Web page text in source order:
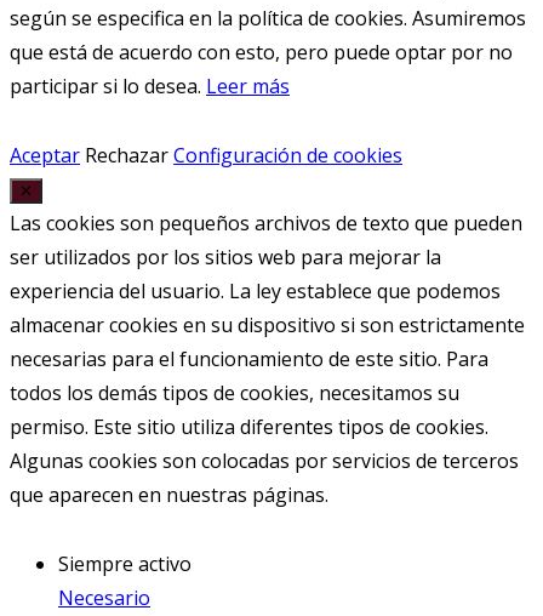
según se especifica en la política de cookies. Asumiremos
que está de acuerdo con esto, pero puede optar por no
participar si lo desea. Leer más
Aceptar RechazarConfiguración de cookies
✕
Las cookies son pequeños archivos de texto que pueden
ser utilizados por los sitios web para mejorar la
experiencia del usuario. La ley establece que podemos
almacenar cookies en su dispositivo si son estrictamente
necesarias para el funcionamiento de este sitio. Para
todos los demás tipos de cookies, necesitamos su
permiso. Este sitio utiliza diferentes tipos de cookies.
Algunas cookies son colocadas por servicios de terceros
que aparecen en nuestras páginas.
Siempre activo
Necesario